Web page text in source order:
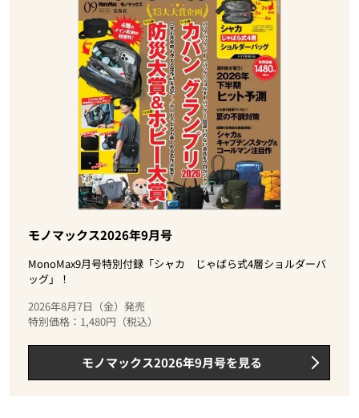
モノマックス2026年9月号
MonoMax9月号特別付録「シャカ じゃばら式4層ショルダーバ
ッグ」！
2026年8月7日（金）発売
特別価格：1,480円（税込）
モノマックス2026年9月号を見る